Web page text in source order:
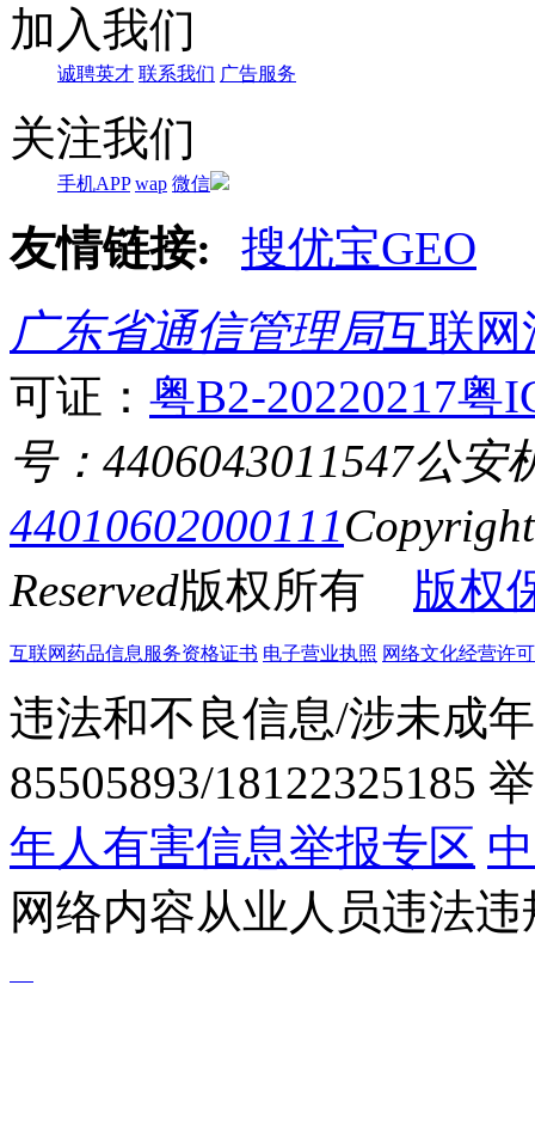
加入我们
诚聘英才 联系我们 广告服务
关注我们
手机APP wap 微信
友情链接:
搜优宝GEO
广东省通信管理局互联网
可证： 粤B2-20220217粤
号：4406043011547公安
44010602000111
Reserved版权所有 版权
互联网药品信息服务资格证书 电子营业执照 网络文化经营许
违法和不良信息/涉未成
85505893/18122325185
年人有害信息举报专区
网络内容从业人员违法